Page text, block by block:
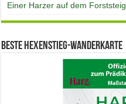
Einer Harzer auf dem Forststeig
Beste Hexenstieg-Wanderkarte